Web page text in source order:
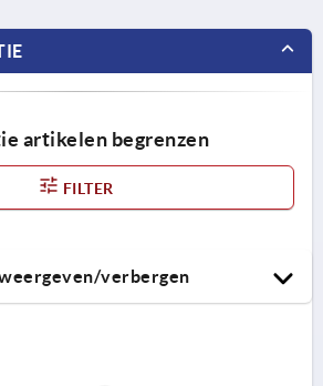
artikelen begrenzen
FILTER
verbergen